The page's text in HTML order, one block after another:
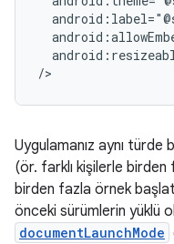
Uygulamanız aynı
(ör. farklı kişilerle
birden fazla örnek
önceki sürümlerin yüklü
documentLaunchMode